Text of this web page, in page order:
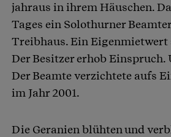
jahraus in ihrem Häuschen.
Tages ein Solothurner
Treibhaus. Ein Eigenmietwert
Der Besitzer erhob Einspruch.
Der Beamte verzichtete aufs
im Jahr 2001.
Die Geranien blühten und